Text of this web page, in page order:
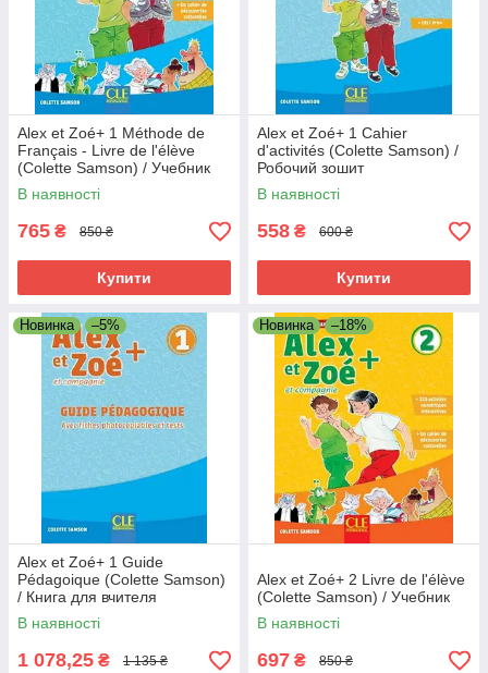
✔️Як наступний курс вивчення французької мови
рекомендується підручник Amis et compagnie, який є
продовженням Alex et Zoe, враховуючи матеріали кожного
рівня.
Alex et Zoé+ 1 Méthode de
Français - Livre de l'élève
(Colette Samson) / Учебник
В наявності
765 ₴ 850 ₴
Купити
Alex et Zoé+ 1 Cahier
d'activités (Colette Samson) /
Робочий зошит
В наявності
558 ₴ 600 ₴
Купити
Новинка –5%
Alex et Zoé+ 1 Guide
Pédagoique (Colette Samson)
/ Книга для вчителя
В наявності
1 078,25 ₴ 1 135 ₴
Новинка –18%
Alex et Zoé+ 2 Livre de l'élève
(Colette Samson) / Учебник
В наявності
697 ₴ 850 ₴